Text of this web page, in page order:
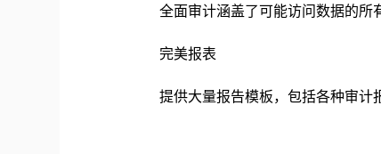
全面审计涵盖了可能访问数据的所
完美报表
提供大量报告模板，包括各种审计